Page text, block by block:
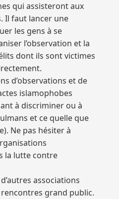
qui assisteront aux
Il faut lancer une
les gens à se
l’observation et la
dont ils sont victimes
d’observations et de
islamophobes
à discriminer ou à
et ce quelle que
Ne pas hésiter à
la lutte contre
associations
grand public.